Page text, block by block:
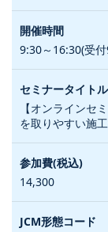
9:30～16:30(受
【オンラインセ
を取りやすい施
14,300